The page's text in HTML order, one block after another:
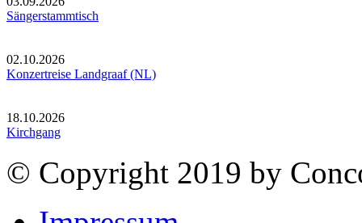
Sängerstammtisch
02.10.2026
Konzertreise Landgraaf (NL)
18.10.2026
Kirchgang
© Copyright 2019 by